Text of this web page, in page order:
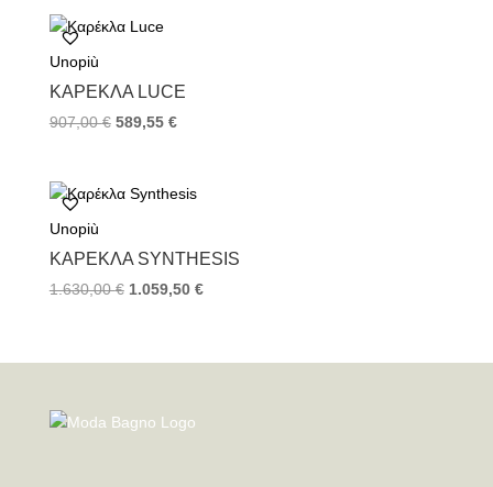
Unopiù
ΚΑΡΈΚΛΑ LUCE
907,00€ 589,55 €
Unopiù
ΚΑΡΈΚΛΑ SYNTHESIS
1.630,00€ 1.059,50 €